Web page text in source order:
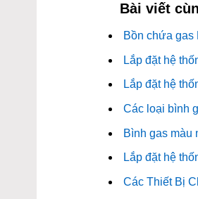
Bài viết
Bồn chứa gas
Lắp đặt hệ
Lắp đặt hệ
Các loại bình
Bình gas màu
Lắp đặt hệ
Các Thiết Bị